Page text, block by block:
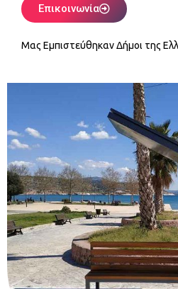
Επικοινωνία
Μας Εμπιστεύθηκαν Δήμοι της